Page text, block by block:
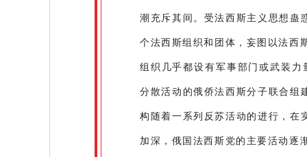
潮充斥其间。受法西斯主义思想蛊
个法西斯组织和团体，妄图以法西
组织几乎都设有军事部门或武装
分散活动的俄侨法西斯分子联合组
构随着一系列反苏活动的进行，在
加深，俄国法西斯党的主要活动逐